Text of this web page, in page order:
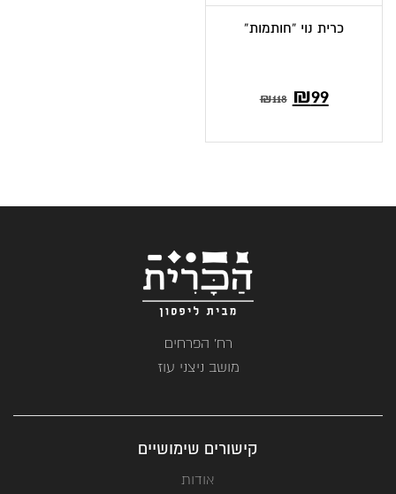
כרית נוי “חותמות”
₪118 המחיר
₪99המחיר
רח' הפרחים
מושב ניצני עוז
קישורים שימושיים
אודות